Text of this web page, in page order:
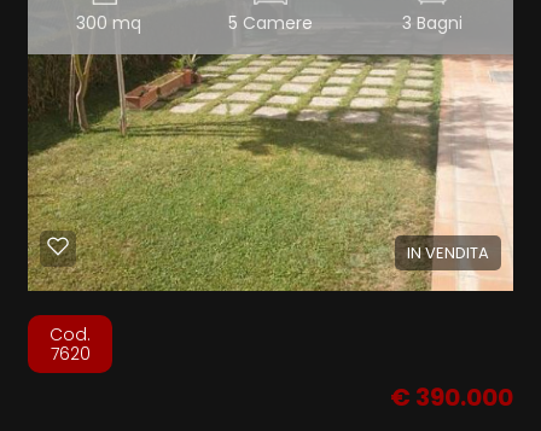
300 mq 5 Camere 3 Bagni
IN VENDITA
Cod.
7620
€ 390.000